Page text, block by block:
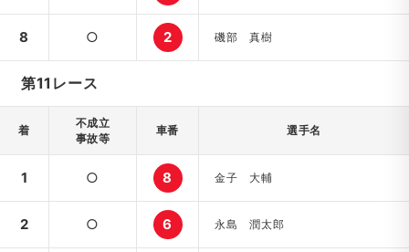
8 ○ 2 磯部 真樹
第11レース
着
不成立
事故等
車番 選手名
1 ○ 8 金子 大輔
2 ○ 6 永島 潤太郎